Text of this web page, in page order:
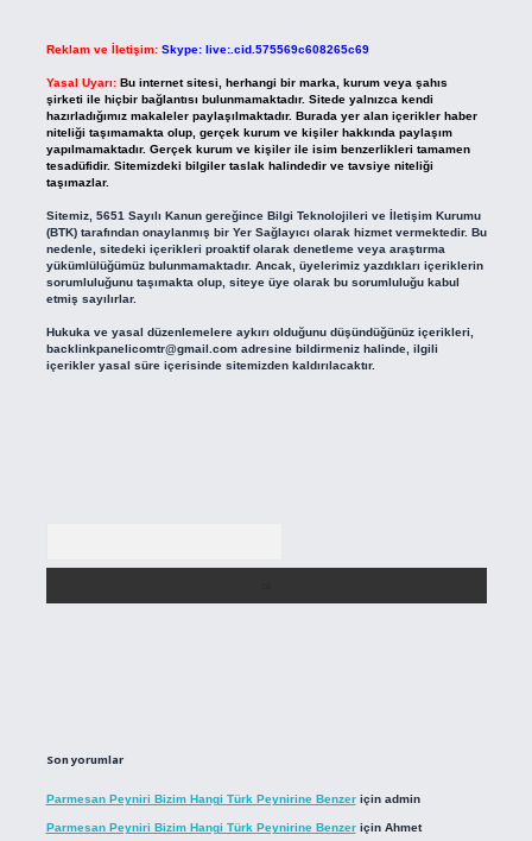
Reklam ve İletişim: Skype: live:.cid.575569c608265c69
Yasal Uyarı: Bu internet sitesi, herhangi bir marka, kurum veya şahıs
şirketi ile hiçbir bağlantısı bulunmamaktadır. Sitede yalnızca kendi
hazırladığımız makaleler paylaşılmaktadır. Burada yer alan içerikler haber
niteliği taşımamakta olup, gerçek kurum ve kişiler hakkında paylaşım
yapılmamaktadır. Gerçek kurum ve kişiler ile isim benzerlikleri tamamen
tesadüfidir. Sitemizdeki bilgiler taslak halindedir ve tavsiye niteliği
taşımazlar.
Sitemiz, 5651 Sayılı Kanun gereğince Bilgi Teknolojileri ve İletişim Kurumu
(BTK) tarafından onaylanmış bir Yer Sağlayıcı olarak hizmet vermektedir. Bu
nedenle, sitedeki içerikleri proaktif olarak denetleme veya araştırma
yükümlülüğümüz bulunmamaktadır. Ancak, üyelerimiz yazdıkları içeriklerin
sorumluluğunu taşımakta olup, siteye üye olarak bu sorumluluğu kabul
etmiş sayılırlar.
Hukuka ve yasal düzenlemelere aykırı olduğunu düşündüğünüz içerikleri,
backlinkpanelicomtr@gmail.comadresine bildirmeniz halinde, ilgili
içerikler yasal süre içerisinde sitemizden kaldırılacaktır.
Son yorumlar
Parmesan Peyniri Bizim Hangi Türk Peynirine Benzeriçin admin
Parmesan Peyniri Bizim Hangi Türk Peynirine Benzeriçin Ahmet